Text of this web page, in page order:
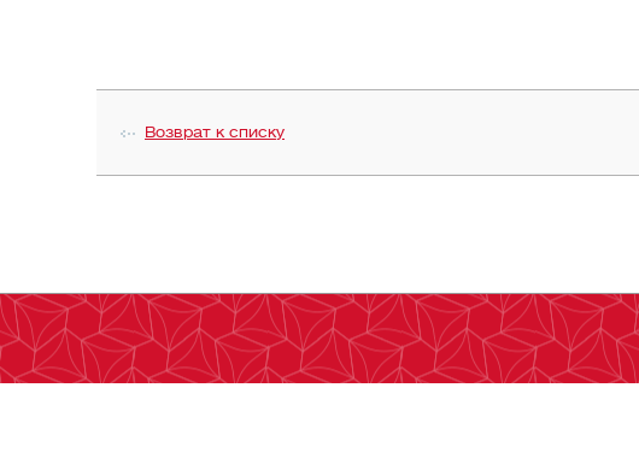
Возврат к списку